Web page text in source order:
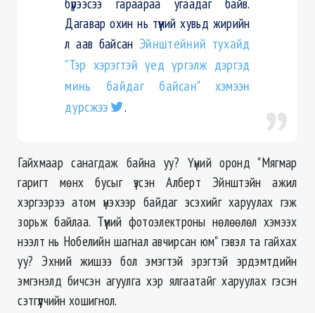
Дагавар охин нь түүний хувьд жирийн
л аав байсан Эйнштейний тухайд
"Тэр хэрэгтэй үед үргэлж дэргэд
минь байдаг байсан" хэмээн
дурсжээ
.
Гайхмаар санагдаж байна уу? Үүний оронд "Мягмар
гаригт мөнх бусыг үзсэн Алберт Эйнштэйн ажил
хэргээрээ атом үнэхээр байдаг эсэхийг харуулах гэж
зорьж байлаа. Түүний фотоэлектроны нөлөөлөл хэмээх
нээлт нь Нобелийн шагнал авчирсан юм" гэвэл та гайхах
уу? Эхний жишээ бол эмэгтэй эрэгтэй эрдэмтдийн
эмгэнэлд бичсэн агуулга хэр ялгаатайг харуулах гэсэн
сэтгүүлчийн хошигнол.